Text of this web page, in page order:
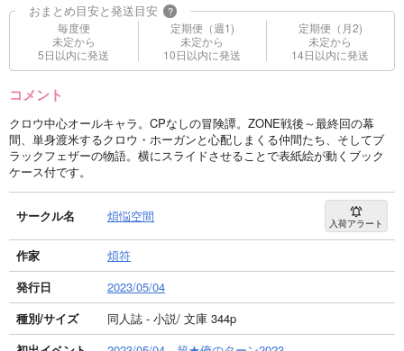
おまとめ目安と発送目安 ?
毎度便
未定から
5日以内に発送
定期便（週1)
未定から
10日以内に発送
定期便（月2)
未定から
14日以内に発送
コメント
クロウ中心オールキャラ。CPなしの冒険譚。ZONE戦後～最終回の幕
間、単身渡米するクロウ・ホーガンと心配しまくる仲間たち、そしてブ
ラックフェザーの物語。横にスライドさせることで表紙絵が動くブック
ケース付です。
サークル名 煩悩空間 入荷アラート
作家
煩符
発行日
2023/05/04
種別/サイズ
同人誌 - 小説/ 文庫 344p